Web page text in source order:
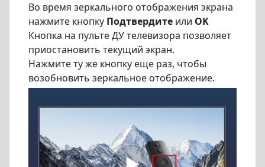
Во время зеркального отображения экрана
нажмите кнопку Подтвердите или OK
Кнопка на пульте ДУ телевизора позволяет
приостановить текущий экран.
Нажмите ту же кнопку еще раз, чтобы
возобновить зеркальное отображение.